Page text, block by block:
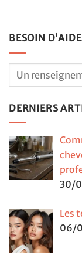
BESOIN
DERNIERS
30/
Les
06/